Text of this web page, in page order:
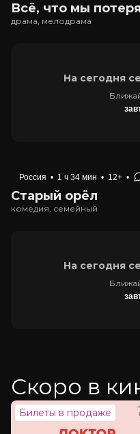
Всё, что мы
драма, мелодрама
На сегодня
Россия • 1 ч 34 мин • 12+ •
Старый орёл
комедия, семейный
На сегодня
Скоро в
Билеты в продаже